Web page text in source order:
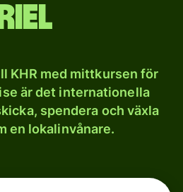
riel
KHR med mittkursen för
är det internationella
spendera och växla
en lokalinvånare.